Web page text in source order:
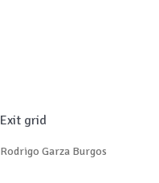
Exit grid
Rodrigo Garza Burgos